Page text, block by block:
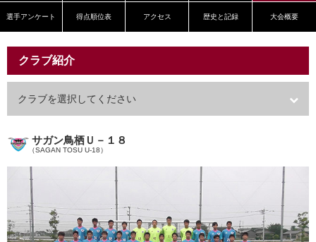
選手アンケート 得点順位表 アクセス 歴史と記録 大会概要
クラブ紹介
クラブを選択してください
サガン鳥栖Ｕ－１８
（SAGAN TOSU U-18）